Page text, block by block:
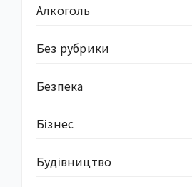
Алкоголь
Без рубрики
Безпека
Бізнес
Будівництво